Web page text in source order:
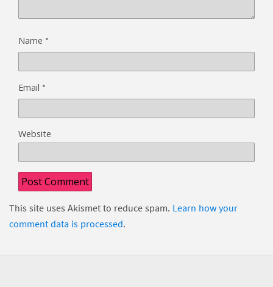
Name *
Email *
Website
This site uses Akismet to reduce spam. Learn how your
comment data is processed.